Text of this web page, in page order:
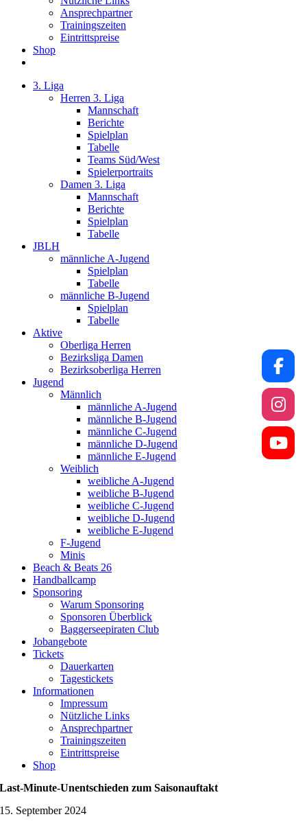
Ansprechpartner
Trainingszeiten
Eintrittspreise
Shop
3. Liga
Herren 3. Liga
Mannschaft
Berichte
Spielplan
Tabelle
Teams Süd/West
Spielerportraits
Damen 3. Liga
Mannschaft
Berichte
Spielplan
Tabelle
JBLH
männliche A-Jugend
Spielplan
Tabelle
männliche B-Jugend
Spielplan
Tabelle
Aktive
Oberliga Herren
Bezirksliga Damen
Bezirksoberliga Herren
Jugend
Männlich
männliche A-Jugend
männliche B-Jugend
männliche C-Jugend
männliche D-Jugend
männliche E-Jugend
Weiblich
weibliche A-Jugend
weibliche B-Jugend
weibliche C-Jugend
weibliche D-Jugend
weibliche E-Jugend
F-Jugend
Minis
Beach & Beats 26
Handballcamp
Sponsoring
Warum Sponsoring
Sponsoren Überblick
Baggerseepiraten Club
Jobangebote
Tickets
Dauerkarten
Tagestickets
Informationen
Impressum
Nützliche Links
Ansprechpartner
Trainingszeiten
Eintrittspreise
Shop
Last-Minute-Unentschieden zum Saisonauftakt
15. September 2024